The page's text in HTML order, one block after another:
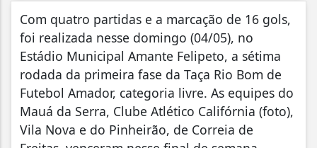
Com quatro partidas e a marcação de 16 gols,
foi realizada nesse domingo (04/05), no
Estádio Municipal Amante Felipeto, a sétima
rodada da primeira fase da Taça Rio Bom de
Futebol Amador, categoria livre. As equipes do
Mauá da Serra, Clube Atlético Califórnia (foto),
Vila Nova e do Pinheirão, de Correia de